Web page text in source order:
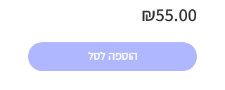
₪55.00
הוספה לסל